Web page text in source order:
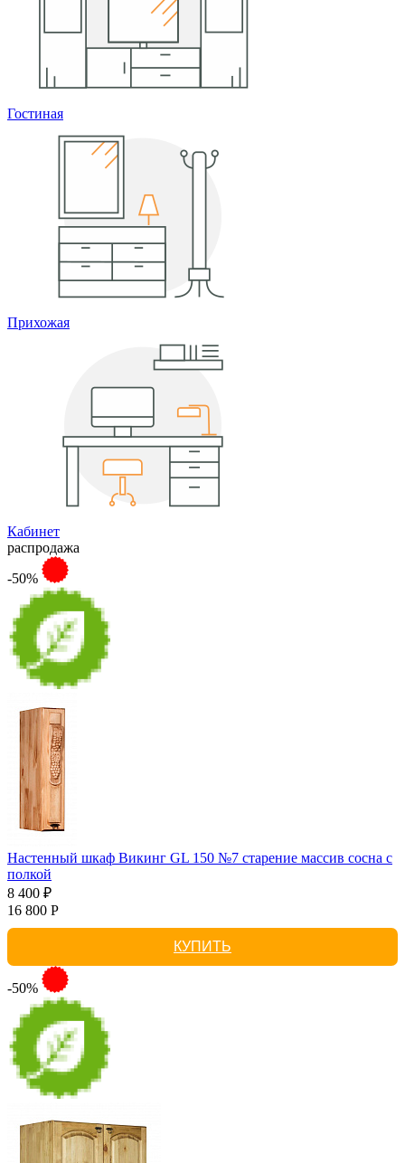
Гостиная
Прихожая
Кабинет
распродажа
-50%
Настенный шкаф Викинг GL 150 №7 старение массив сосна с
полкой
8 400 ₽
16 800 Р
КУПИТЬ
-50%